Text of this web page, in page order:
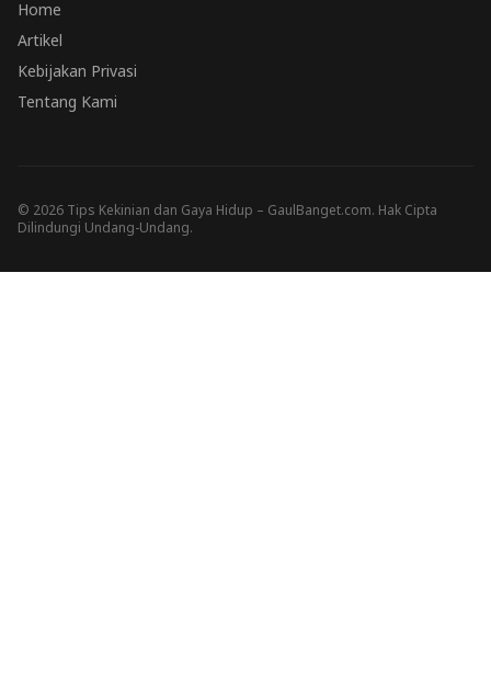
Home
Artikel
Kebijakan Privasi
Tentang Kami
© 2026 Tips Kekinian dan Gaya Hidup – GaulBanget.com. Hak Cipta
Dilindungi Undang-Undang.